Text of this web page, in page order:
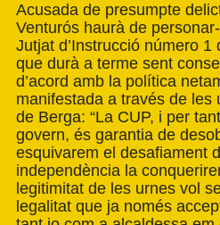
Acusada de presumpte
Venturós haurà de
Jutjat d’Instrucció número
que durà a terme sent
d’acord amb la política
manifestada a través de les
de Berga: “La CUP, i per
govern, és garantia de
esquivarem el desafiament
independència la
legitimitat de les urnes vol
legalitat que ja només